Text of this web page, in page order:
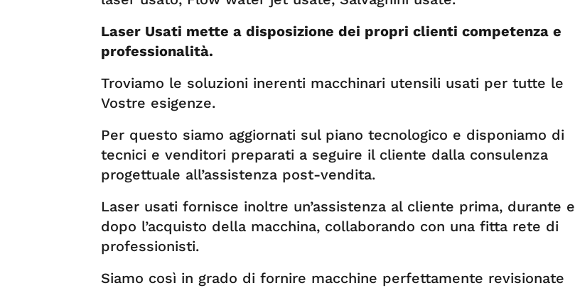
Laser Usati mette a disposizione dei propri clienti competenza e
professionalità.
Troviamo le soluzioni inerenti macchinari utensili usati per tutte le
Vostre esigenze.
Per questo siamo aggiornati sul piano tecnologico e disponiamo di
tecnici e venditori preparati a seguire il cliente dalla consulenza
progettuale all’assistenza post-vendita.
Laser usati fornisce inoltre un’assistenza al cliente prima, durante e
dopo l’acquisto della macchina, collaborando con una fitta rete di
professionisti.
Siamo così in grado di fornire macchine perfettamente revisionate